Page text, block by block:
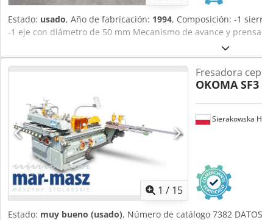
Estado: usado, Año de fabricación: 1994, Composición: -1
-1 eje con diámetro de 50 mm Mecanismo de avance y
1 / 15
Sierakowska
Fresadora
OKOMA SF3
Estado: muy bueno (usado), Número de catálogo 7382